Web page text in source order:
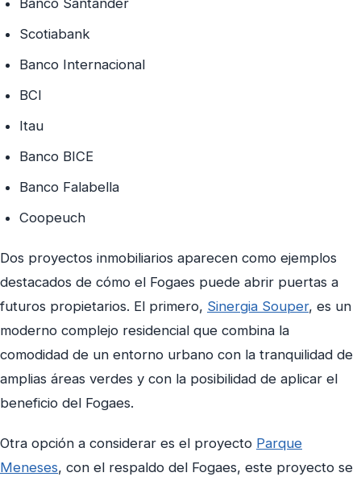
Banco Santander
Scotiabank
Banco Internacional
BCI
Itau
Banco BICE
Banco Falabella
Coopeuch
Dos proyectos inmobiliarios aparecen como ejemplos
destacados de cómo el Fogaes puede abrir puertas a
futuros propietarios. El primero, Sinergia Souper, es un
moderno complejo residencial que combina la
comodidad de un entorno urbano con la tranquilidad de
amplias áreas verdes y con la posibilidad de aplicar el
beneficio del Fogaes.
Otra opción a considerar es el proyecto Parque
Meneses, con el respaldo del Fogaes, este proyecto se